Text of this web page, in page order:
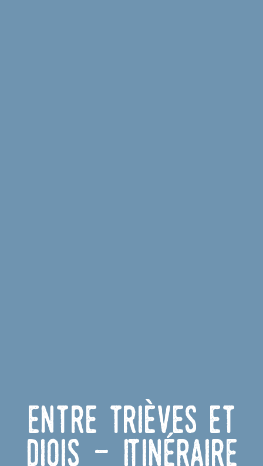
Entre Trièves et
Diois - Itinéraire